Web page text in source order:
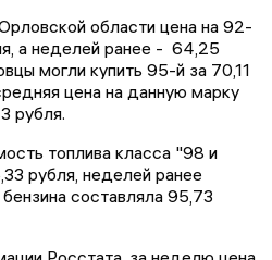
области цена на 92-
а неделей ранее - 64,25
могли купить 95-й за 70,11
цена на данную марку
рубля.
топлива класса "98 и
рубля, неделей ранее
составляла 95,73